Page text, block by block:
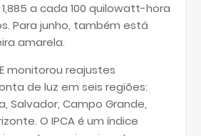
a cada 100 quilowatt-hora
Para junho, também está
amarela.
monitorou reajustes
de luz em seis regiões:
Salvador, Campo Grande,
O IPCA é um índice